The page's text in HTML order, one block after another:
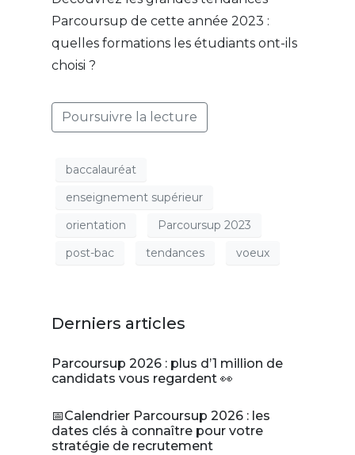
Parcoursup de cette année 2023 :
quelles formations les étudiants ont-ils
choisi ?
Poursuivre la lecture
baccalauréat
enseignement supérieur
orientation
Parcoursup 2023
post-bac
tendances voeux
Derniers articles
Parcoursup 2026 : plus d’1 million de
candidats vous regardent 👀
📅Calendrier Parcoursup 2026 : les
dates clés à connaître pour votre
stratégie de recrutement